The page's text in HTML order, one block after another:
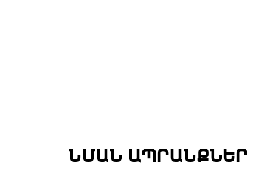
ՆՄԱՆ ԱՊՐԱՆՔՆԵՐ